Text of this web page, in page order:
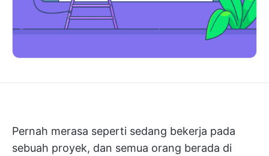
Pernah merasa seperti sedang bekerja pada
sebuah proyek, dan semua orang berada di